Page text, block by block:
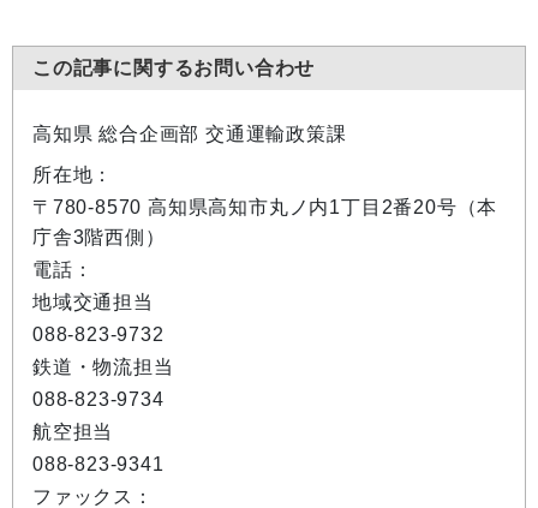
この記事に関するお問い合わせ
高知県 総合企画部 交通運輸政策課
所在地：
〒780-8570 高知県高知市丸ノ内1丁目2番20号（本
庁舎3階西側）
電話：
地域交通担当
088-823-9732
鉄道・物流担当
088-823-9734
航空担当
088-823-9341
ファックス：